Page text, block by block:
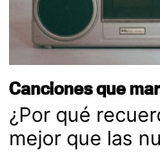
Canciones que
¿Por qué
mejor que las